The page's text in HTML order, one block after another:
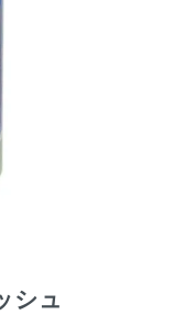
シュ